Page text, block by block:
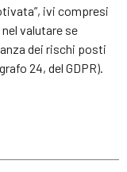
ivi compresi
valutare se
dei rischi posti
24, del GDPR).